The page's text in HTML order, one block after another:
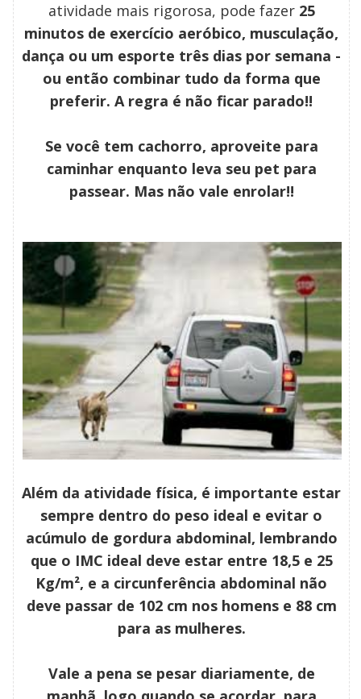
atividade mais rigorosa, pode fazer 25
minutos de exercício aeróbico, musculação,
dança ou um esporte três dias por semana -
ou então combinar tudo da forma que
preferir. A regra é não ficar parado!!
Se você tem cachorro, aproveite para
caminhar enquanto leva seu pet para
passear. Mas não vale enrolar!!
Além da atividade física, é importante estar
sempre dentro do peso ideal e evitar o
acúmulo de gordura abdominal, lembrando
que o IMC ideal deve estar entre 18,5 e 25
Kg/m², e a circunferência abdominal não
deve passar de 102 cm nos homens e 88 cm
para as mulheres.
Vale a pena se pesar diariamente, de